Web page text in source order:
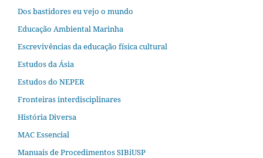
Dos bastidores eu vejo o mundo
Educação Ambiental Marinha
Escrevivências da educação física cultural
Estudos da Ásia​
Estudos do NEPER
Fronteiras interdisciplinares
História Diversa
MAC Essencial
Manuais de Procedimentos SIBiUSP